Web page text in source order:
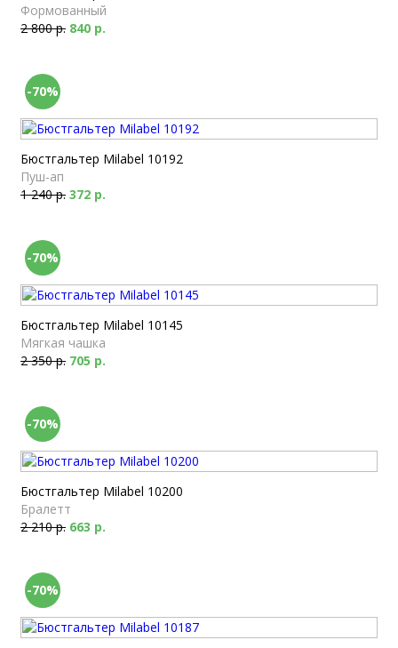
Формованный
2 800 р. 840 р.
-70%
Бюстгальтер Milabel 10192
Пуш-ап
1 240 р. 372 р.
-70%
Бюстгальтер Milabel 10145
Мягкая чашка
2 350 р. 705 р.
-70%
Бюстгальтер Milabel 10200
Бралетт
2 210 р. 663 р.
-70%